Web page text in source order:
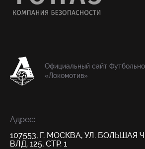
Официальный сайт
«Локомотив»
Адрес:
107553, Г. МОСКВА, УЛ. БОЛЬШАЯ
ВЛД. 125, СТР. 1